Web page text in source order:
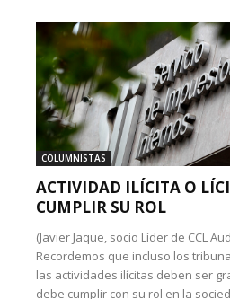
COLUMNISTAS
ACTIVIDAD ILÍCITA O
CUMPLIR SU ROL
(Javier Jaque, socio Líder de CCL
Recordemos que incluso los
las actividades ilícitas deben ser
debe cumplir con su rol en la